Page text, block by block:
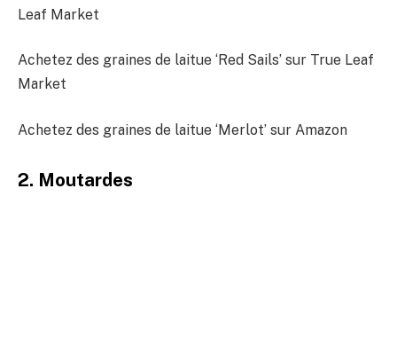
Leaf Market
Achetez des graines de laitue ‘Red Sails’ sur True Leaf
Market
Achetez des graines de laitue ‘Merlot’ sur Amazon
2. Moutardes